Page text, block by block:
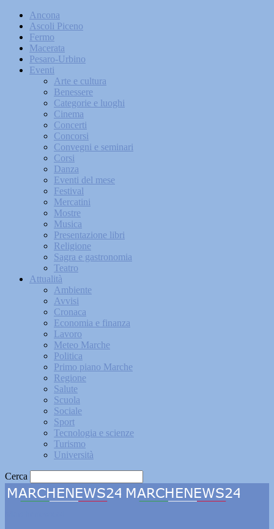
Ancona
Ascoli Piceno
Fermo
Macerata
Pesaro-Urbino
Eventi
Arte e cultura
Benessere
Categorie e luoghi
Cinema
Concerti
Concorsi
Convegni e seminari
Corsi
Danza
Eventi del mese
Festival
Mercatini
Mostre
Musica
Presentazione libri
Religione
Sagra e gastronomia
Teatro
Attualità
Ambiente
Avvisi
Cronaca
Economia e finanza
Lavoro
Meteo Marche
Politica
Primo piano Marche
Regione
Salute
Scuola
Sociale
Sport
Tecnologia e scienze
Turismo
Università
Cerca